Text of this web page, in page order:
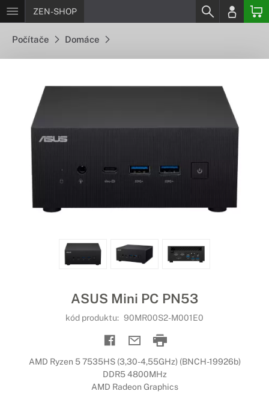
ZEN-SHOP
Počítače Domáce
ASUS Mini PC PN53
kód produktu: 90MR00S2-M001E0
AMD Ryzen 5 7535HS (3,30-4,55GHz) (BNCH-19926b)
DDR5 4800MHz
AMD Radeon Graphics